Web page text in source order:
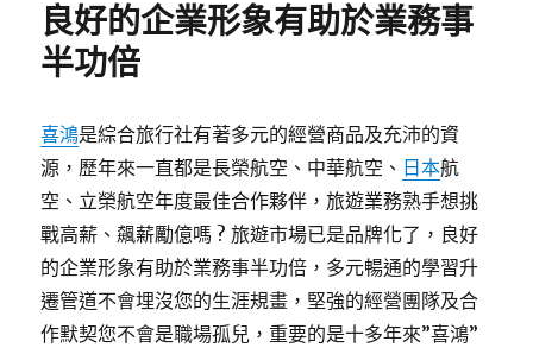
良好的企業形象有助於業務事
半功倍
喜鴻是綜合旅行社有著多元的經營商品及充沛的資
源，歷年來一直都是長榮航空、中華航空、 日本航
空、立榮航空年度最佳合作夥伴，旅遊業務熟手想挑
戰高薪、飆薪勵億嗎 ? 旅遊市場已是品牌化了，良好
的企業形象有助於業務事半功倍，多元暢通的學習升
遷管道不會埋沒您的生涯規畫，堅強的經營團隊及合
作默契您不會是職場孤兒，重要的是十多年來”喜鴻”